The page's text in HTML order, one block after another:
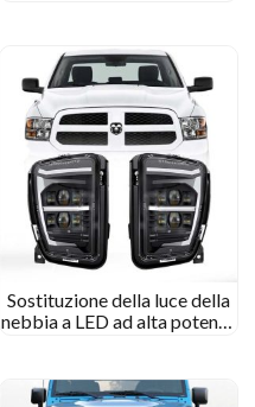
2018
Sostituzione della luce della
nebbia a LED ad alta potenza
1500 Raccolta 2013-2017